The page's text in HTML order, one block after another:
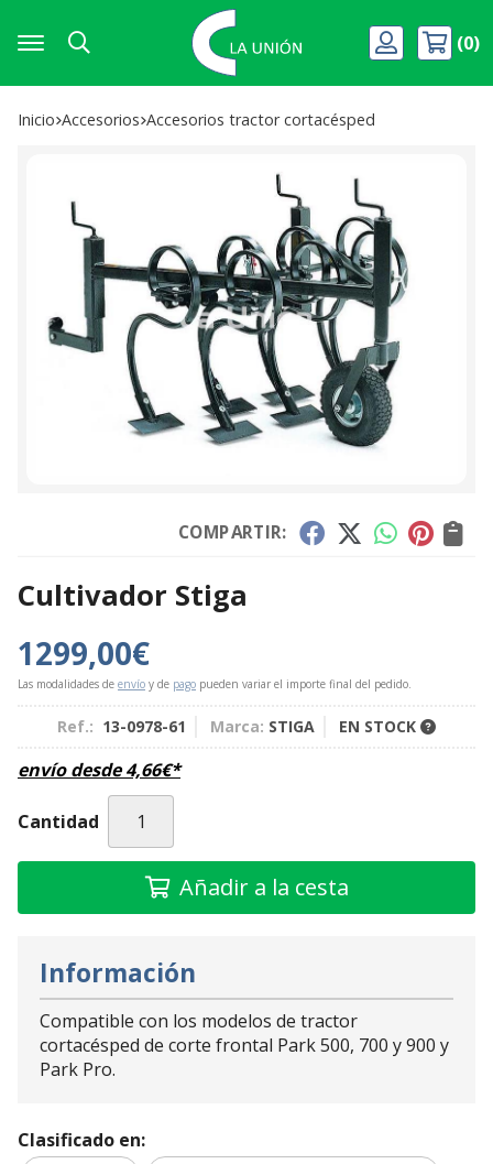
Buscar
0
Inicio accesorios accesorios tractor cortacésped
COMPARTIR:
Cultivador Stiga
1299,00€
Las modalidades de envío y de pago pueden variar el importe final del pedido.
Ref.: 13-0978-61 Marca: STIGA EN STOCK
envío desde4,66€*
Cantidad
Añadir a la cesta
Información
Compatible con los modelos de tractor
cortacésped de corte frontal Park 500, 700 y 900 y
Park Pro.
Clasificado en: